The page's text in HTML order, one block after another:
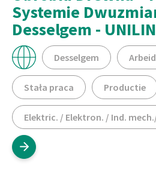
Systemie
Desselgem - UNILIN
Desselgem
Stała praca Productie
Elektric. / Elektron. / Ind.